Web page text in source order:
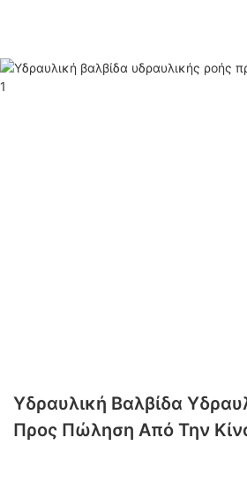
Υδραυλική Βαλβίδα
Προς Πώληση Από Την